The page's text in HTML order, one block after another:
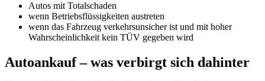
Autos mit Totalschaden
wenn Betriebsflüssigkeiten austreten
wenn das Fahrzeug verkehrsunsicher ist und mit hoher
Wahrscheinlichkeit kein TÜV gegeben wird
Autoankauf – was verbirgt sich dahinter